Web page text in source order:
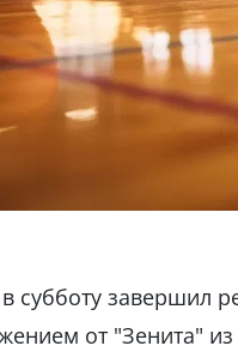
субботу завершил
от "Зенита" из